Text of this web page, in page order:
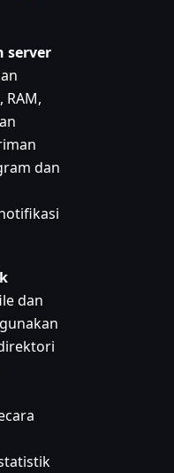
server
dan
dan